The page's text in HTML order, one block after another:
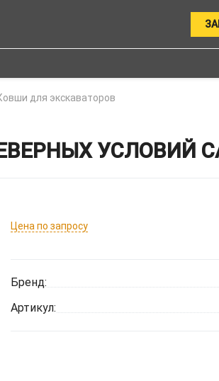
для экскаваторов
УСЛОВИЙ
Цена по запросу
Бренд:
Артикул: